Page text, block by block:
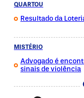
QUARTOU
Resultado da
MISTÉRIO
Advogado é
sinais de violência